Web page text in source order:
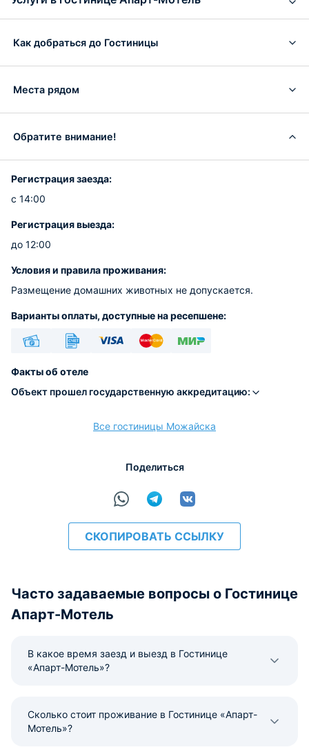
Как добраться до Гостиницы
Места рядом
Обратите внимание!
Регистрация заезда:
с 14:00
Регистрация выезда:
до 12:00
Условия и правила проживания:
Размещение домашних животных не допускается.
Варианты оплаты, доступные на ресепшене:
Факты об отеле
Объект прошел государственную аккредитацию:
Все гостиницы Можайска
Поделиться
СКОПИРОВАТЬ ССЫЛКУ
Часто задаваемые вопросы о Гостинице
Апарт-Мотель
В какое время заезд и выезд в Гостинице
«Апарт-Мотель»?
Сколько стоит проживание в Гостинице «Апарт-
Мотель»?